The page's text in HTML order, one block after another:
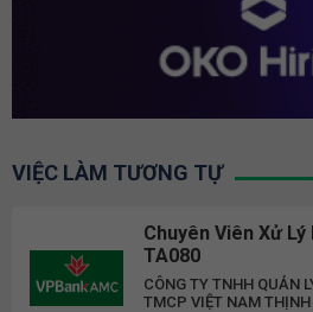
VIỆC LÀM TƯƠNG TỰ
Chuyên Viên Xử
TA080
CÔNG TY TNHH QUẢN
TMCP VIỆT NAM